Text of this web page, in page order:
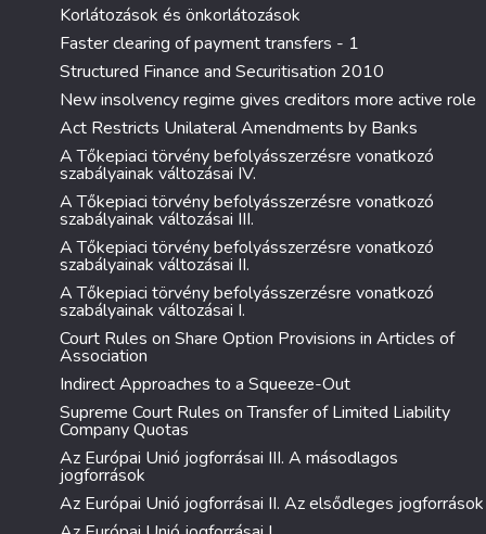
Korlátozások és önkorlátozások
Faster clearing of payment transfers - 1
Structured Finance and Securitisation 2010
New insolvency regime gives creditors more active role
Act Restricts Unilateral Amendments by Banks
A Tőkepiaci törvény befolyásszerzésre vonatkozó
szabályainak változásai IV.
A Tőkepiaci törvény befolyásszerzésre vonatkozó
szabályainak változásai III.
A Tőkepiaci törvény befolyásszerzésre vonatkozó
szabályainak változásai II.
A Tőkepiaci törvény befolyásszerzésre vonatkozó
szabályainak változásai I.
Court Rules on Share Option Provisions in Articles of
Association
Indirect Approaches to a Squeeze-Out
Supreme Court Rules on Transfer of Limited Liability
Company Quotas
Az Európai Unió jogforrásai III. A másodlagos
jogforrások
Az Európai Unió jogforrásai II. Az elsődleges jogforrások